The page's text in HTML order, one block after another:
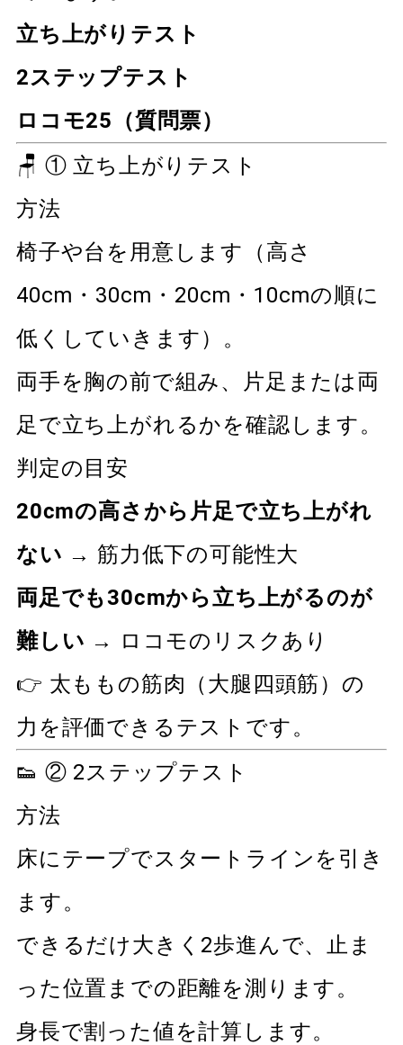
立ち上がりテスト
2ステップテスト
ロコモ25（質問票）
🪑 ① 立ち上がりテスト
方法
椅子や台を用意します（高さ
40cm・30cm・20cm・10cmの順に
低くしていきます）。
両手を胸の前で組み、片足または両
足で立ち上がれるかを確認します。
判定の目安
20cmの高さから片足で立ち上がれ
ない → 筋力低下の可能性大
両足でも30cmから立ち上がるのが
難しい → ロコモのリスクあり
👉 太ももの筋肉（大腿四頭筋）の
力を評価できるテストです。
👟 ② 2ステップテスト
方法
床にテープでスタートラインを引き
ます。
できるだけ大きく2歩進んで、止ま
った位置までの距離を測ります。
身長で割った値を計算します。